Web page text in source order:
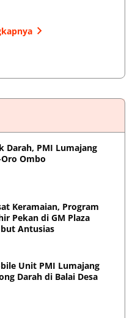
Darah, PMI Lumajang
Ombo
Keramaian, Program
Pekan di GM Plaza
Antusias
Unit PMI Lumajang
Darah di Balai Desa